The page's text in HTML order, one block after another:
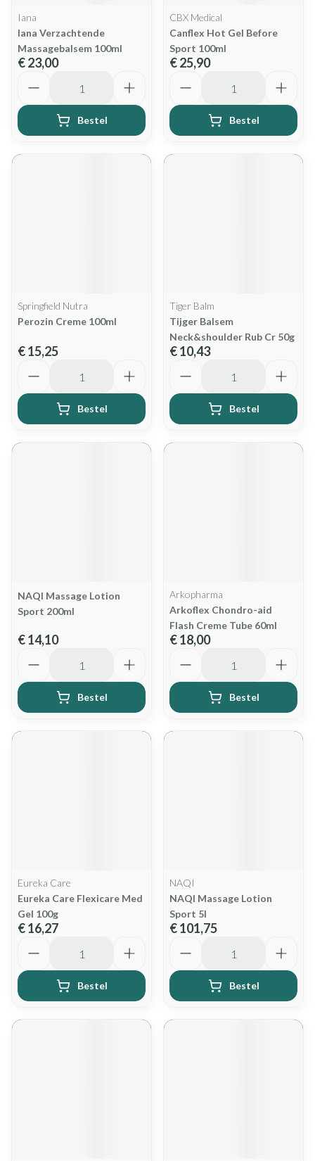
Iana
Iana Verzachtende
Massagebalsem 100ml
€ 23,00
Bestel
CBX Medical
Canflex Hot Gel Before
Sport 100ml
€ 25,90
Bestel
Springfield Nutra
Perozin Creme 100ml
€ 15,25
Bestel
Tiger Balm
Tijger Balsem
Neck&shoulder Rub Cr 50g
€ 10,43
Bestel
NAQI Massage Lotion
Sport 200ml
€ 14,10
Bestel
Arkopharma
Arkoflex Chondro-aid
Flash Creme Tube 60ml
€ 18,00
Bestel
Eureka Care
Eureka Care Flexicare Med
Gel 100g
€ 16,27
Bestel
NAQI
NAQI Massage Lotion
Sport 5l
€ 101,75
Bestel